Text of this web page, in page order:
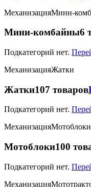
МеханизацияМини-
Мини-комбайны6
Подкатегорий нет.
МеханизацияЖатки
Жатки107 товаров
Подкатегорий нет.
МеханизацияМотоблоки
Мотоблоки100
Подкатегорий нет.
Механизация